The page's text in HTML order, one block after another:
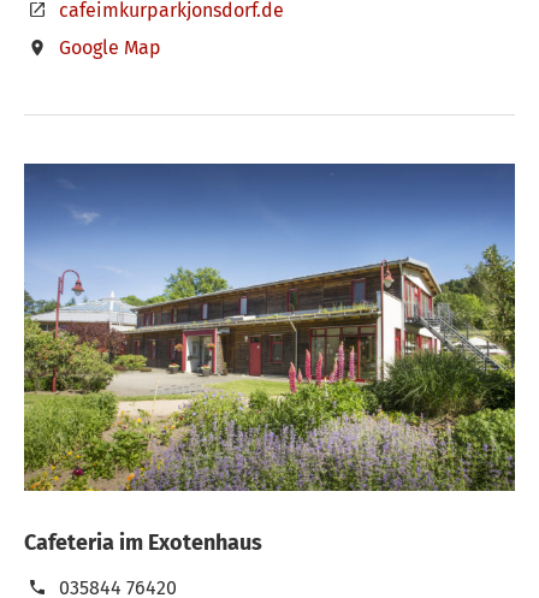
cafeimkurparkjonsdorf.de
Google Map
Cafeteria im Exotenhaus
035844 76420